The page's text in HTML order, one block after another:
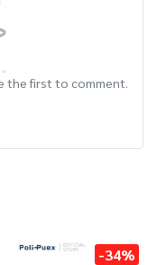
the first to comment.
-34%